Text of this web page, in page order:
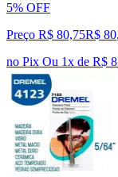
5% OFF
Preço R$ 80,75R$ 80,
no Pix Ou 1x de R$